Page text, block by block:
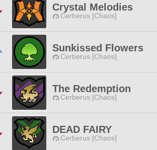
Crystal Melodies
Cerberus [Chaos]
Sunkissed Flowers
Cerberus [Chaos]
The Redemption
Cerberus [Chaos]
DEAD FAIRY
Cerberus [Chaos]